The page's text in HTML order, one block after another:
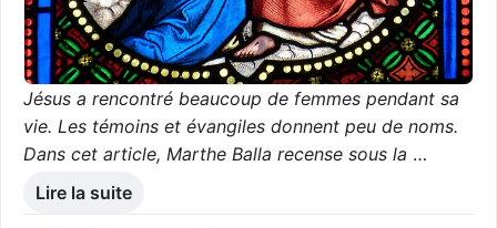
Jésus a rencontré beaucoup de femmes pendant sa
vie. Les témoins et évangiles donnent peu de noms.
Dans cet article, Marthe Balla recense sous la …
Lire la suite